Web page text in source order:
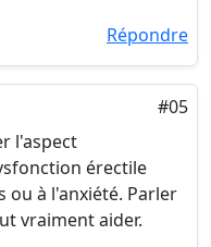
Répondre
#05
l'aspect
érectile
ou à l'anxiété. Parler
vraiment aider.